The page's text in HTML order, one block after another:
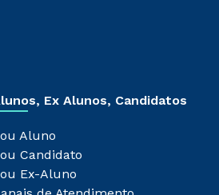
Ex Alunos, Candidatos
Aluno
Candidato
Ex-Aluno